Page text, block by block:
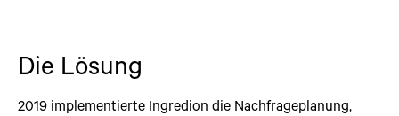
Die Lösung
2019 implementierte Ingredion die Nachfrageplanung,